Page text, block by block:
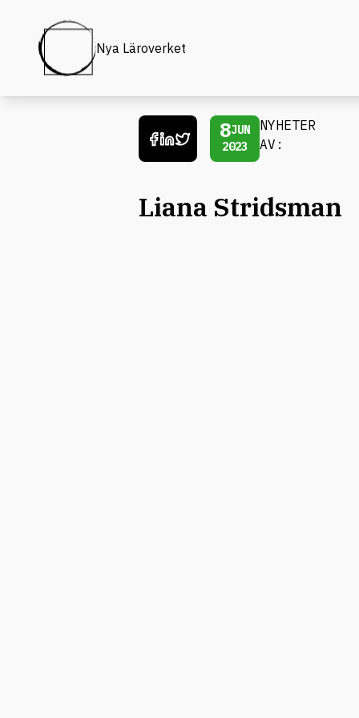
Nya Läroverket
8JUN
2023
NYHETER
AV:
Liana Stridsman